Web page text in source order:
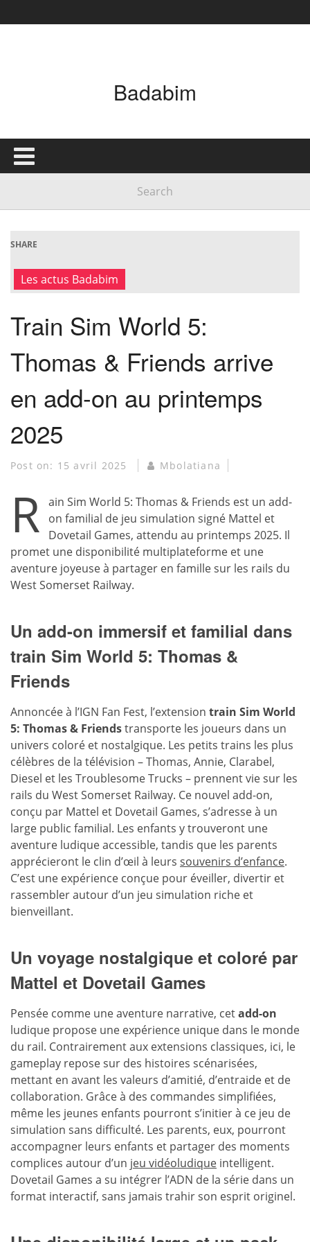
Badabim
SHARE
Les actus Badabim
Train Sim World 5:
Thomas & Friends arrive
en add-on au printemps
2025
Post on: 15 avril 2025 Mbolatiana
R ain Sim World 5: Thomas & Friends est un add-
on familial de jeu simulation signé Mattel et
Dovetail Games, attendu au printemps 2025. Il
promet une disponibilité multiplateforme et une
aventure joyeuse à partager en famille sur les rails du
West Somerset Railway.
Un add-on immersif et familial dans
train Sim World 5: Thomas &
Friends
Annoncée à l’IGN Fan Fest, l’extension train Sim World
5: Thomas & Friendstransporte les joueurs dans un
univers coloré et nostalgique. Les petits trains les plus
célèbres de la télévision – Thomas, Annie, Clarabel,
Diesel et les Troublesome Trucks – prennent vie sur les
rails du West Somerset Railway. Ce nouvel add-on,
conçu par Mattel et Dovetail Games, s’adresse à un
large public familial. Les enfants y trouveront une
aventure ludique accessible, tandis que les parents
apprécieront le clin d’œil à leurs souvenirs d’enfance.
C’est une expérience conçue pour éveiller, divertir et
rassembler autour d’un jeu simulation riche et
bienveillant.
Un voyage nostalgique et coloré par
Mattel et Dovetail Games
Pensée comme une aventure narrative, cetadd-on
ludique propose une expérience unique dans le monde
du rail. Contrairement aux extensions classiques, ici, le
gameplay repose sur des histoires scénarisées,
mettant en avant les valeurs d’amitié, d’entraide et de
collaboration. Grâce à des commandes simplifiées,
même les jeunes enfants pourront s’initier à ce jeu de
simulation sans difficulté. Les parents, eux, pourront
accompagner leurs enfants et partager des moments
complices autour d’un jeu vidéoludique intelligent.
Dovetail Games a su intégrer l’ADN de la série dans un
format interactif, sans jamais trahir son esprit originel.